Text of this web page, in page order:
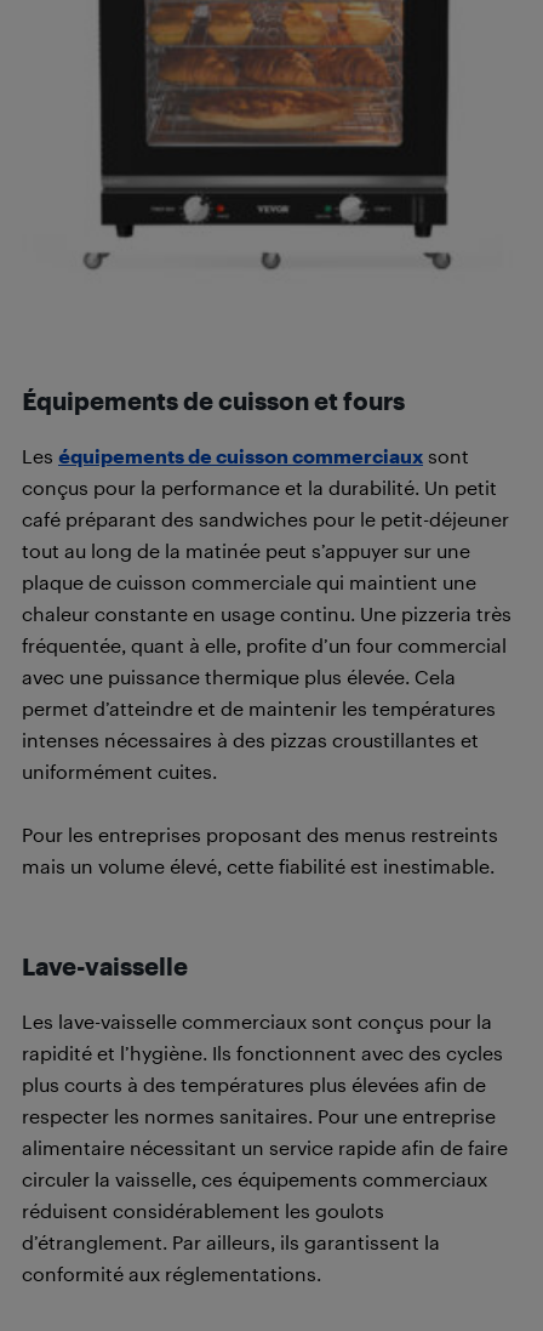
Équipements de cuisson et fours
Les équipements de cuisson commerciaux sont
conçus pour la performance et la durabilité. Un petit
café préparant des sandwiches pour le petit-déjeuner
tout au long de la matinée peut s’appuyer sur une
plaque de cuisson commerciale qui maintient une
chaleur constante en usage continu. Une pizzeria très
fréquentée, quant à elle, profite d’un four commercial
avec une puissance thermique plus élevée. Cela
permet d’atteindre et de maintenir les températures
intenses nécessaires à des pizzas croustillantes et
uniformément cuites.
Pour les entreprises proposant des menus restreints
mais un volume élevé, cette fiabilité est inestimable.
Lave-vaisselle
Les lave-vaisselle commerciaux sont conçus pour la
rapidité et l’hygiène. Ils fonctionnent avec des cycles
plus courts à des températures plus élevées afin de
respecter les normes sanitaires. Pour une entreprise
alimentaire nécessitant un service rapide afin de faire
circuler la vaisselle, ces équipements commerciaux
réduisent considérablement les goulots
d’étranglement. Par ailleurs, ils garantissent la
conformité aux réglementations.